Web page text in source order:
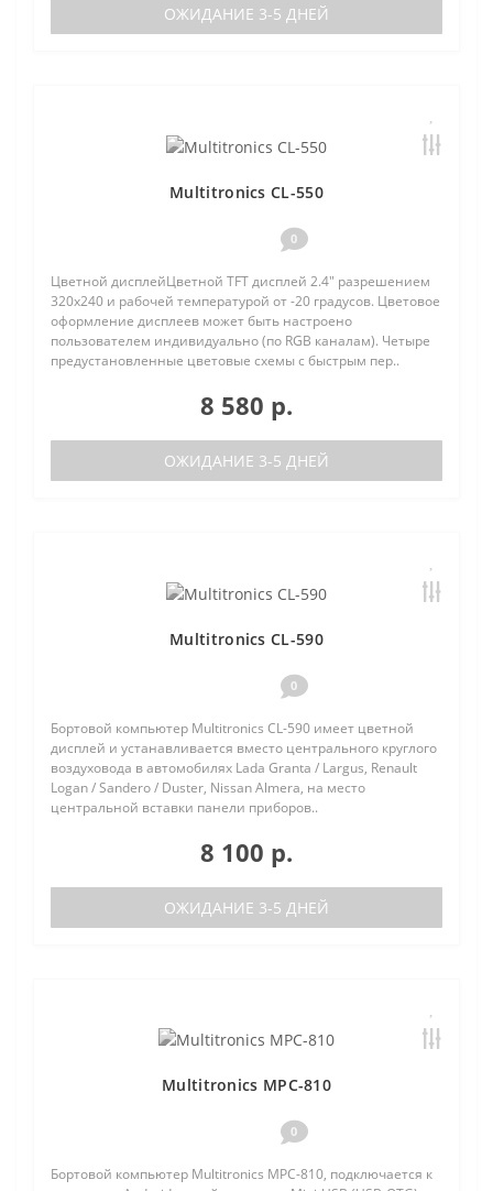
ОЖИДАНИЕ 3-5 ДНЕЙ
Multitronics CL-550
0
Цветной дисплейЦветной TFT дисплей 2.4" разрешением
320х240 и рабочей температурой от -20 градусов. Цветовое
оформление дисплеев может быть настроено
пользователем индивидуально (по RGB каналам). Четыре
предустановленные цветовые схемы с быстрым пер..
8 580 р.
ОЖИДАНИЕ 3-5 ДНЕЙ
Multitronics CL-590
0
Бортовой компьютер Multitronics CL-590 имеет цветной
дисплей и устанавливается вместо центрального круглого
воздуховода в автомобилях Lada Granta / Largus, Renault
Logan / Sandero / Duster, Nissan Almera, на место
центральной вставки панели приборов..
8 100 р.
ОЖИДАНИЕ 3-5 ДНЕЙ
Multitronics MPC-810
0
Бортовой компьютер Multitronics MPC-810, подключается к